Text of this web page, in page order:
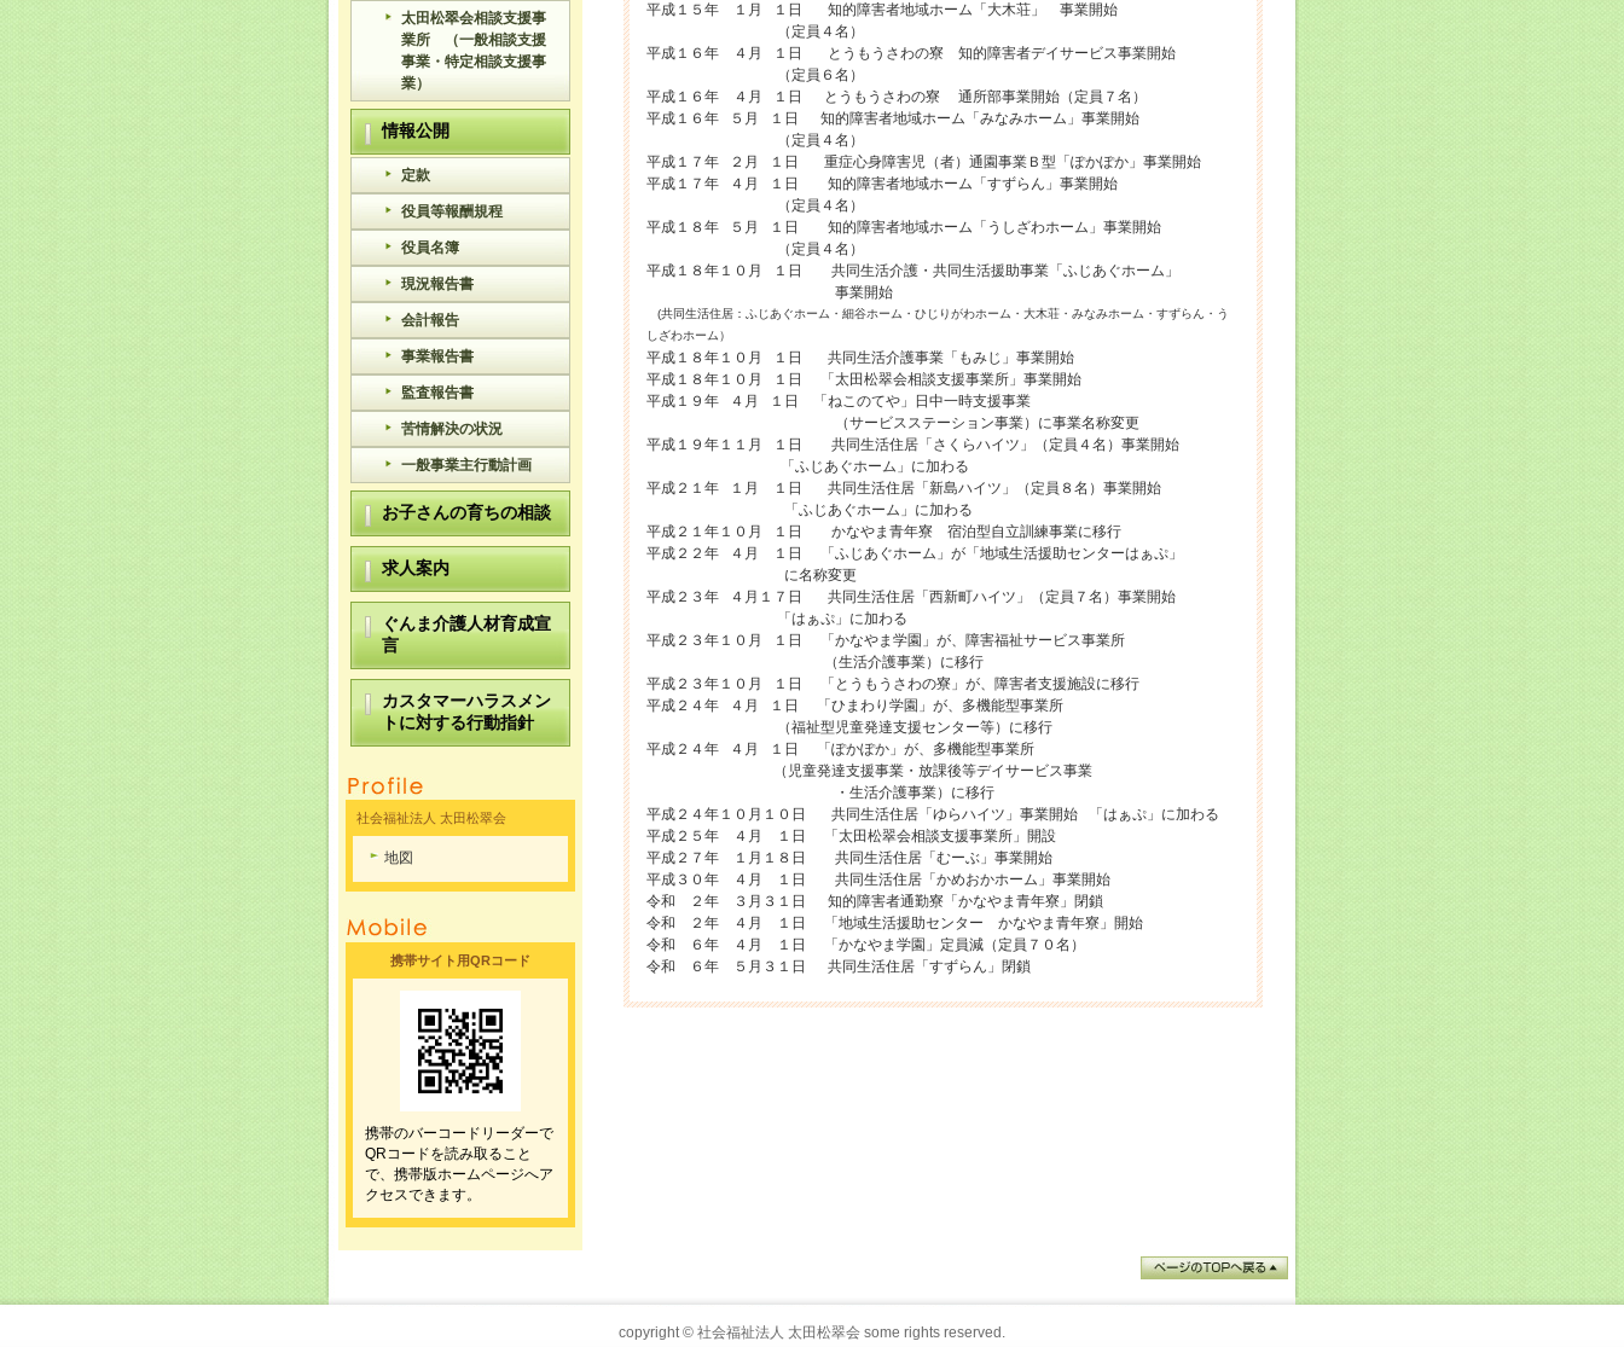
平成１５年 １月 １日 知的障害者地域ホーム「大木荘」 事業開始
（定員４名）
平成１６年 ４月 １日 とうもうさわの寮 知的障害者デイサービス事業開始
（定員６名）
平成１６年 ４月 １日 とうもうさわの寮 通所部事業開始（定員７名）
平成１６年 ５月 １日 知的障害者地域ホーム「みなみホーム」事業開始
（定員４名）
平成１７年 ２月 １日 重症心身障害児（者）通園事業Ｂ型「ぽかぽか」事業開始
平成１７年 ４月 １日 知的障害者地域ホーム「すずらん」事業開始
（定員４名）
平成１８年 ５月 １日 知的障害者地域ホーム「うしざわホーム」事業開始
（定員４名）
平成１８年１０月 １日 共同生活介護・共同生活援助事業「ふじあぐホーム」
事業開始
(共同生活住居：ふじあぐホーム・細谷ホーム・ひじりがわホーム・大木荘・みなみホーム・すずらん・う
しざわホーム）
平成１８年１０月 １日 共同生活介護事業「もみじ」事業開始
平成１８年１０月 １日 「太田松翠会相談支援事業所」事業開始
平成１９年 ４月 １日 「ねこのてや」日中一時支援事業
（サービスステーション事業）に事業名称変更
平成１９年１１月 １日 共同生活住居「さくらハイツ」（定員４名）事業開始
「ふじあぐホーム」に加わる
平成２１年 １月 １日 共同生活住居「新島ハイツ」（定員８名）事業開始
「ふじあぐホーム」に加わる
平成２１年１０月 １日 かなやま青年寮 宿泊型自立訓練事業に移行
平成２２年 ４月 １日 「ふじあぐホーム」が「地域生活援助センターはぁぷ」
に名称変更
平成２３年 ４月１７日 共同生活住居「西新町ハイツ」（定員７名）事業開始
「はぁぷ」に加わる
平成２３年１０月 １日 「かなやま学園」が、障害福祉サービス事業所
（生活介護事業）に移行
平成２３年１０月 １日 「とうもうさわの寮」が、障害者支援施設に移行
平成２４年 ４月 １日 「ひまわり学園」が、多機能型事業所
（福祉型児童発達支援センター等）に移行
平成２４年 ４月 １日 「ぽかぽか」が、多機能型事業所
（児童発達支援事業・放課後等デイサービス事業
・生活介護事業）に移行
平成２４年１０月１０日 共同生活住居「ゆらハイツ」事業開始 「はぁぷ」に加わる
平成２５年 ４月 １日 「太田松翠会相談支援事業所」開設
平成２７年 １月１８日 共同生活住居「むーぶ」事業開始
平成３０年 ４月 １日 共同生活住居「かめおかホーム」事業開始
令和 ２年 ３月３１日 知的障害者通勤寮「かなやま青年寮」閉鎖
令和 ２年 ４月 １日 「地域生活援助センター かなやま青年寮」開始
令和 ６年 ４月 １日 「かなやま学園」定員減（定員７０名）
令和 ６年 ５月３１日 共同生活住居「すずらん」閉鎖
太田松翠会相談支援事
業所 （一般相談支援
事業・特定相談支援事
業）
情報公開
定款
役員等報酬規程
役員名簿
現況報告書
会計報告
事業報告書
監査報告書
苦情解決の状況
一般事業主行動計画
お子さんの育ちの相談
求人案内
ぐんま介護人材育成宣
言
カスタマーハラスメン
トに対する行動指針
社会福祉法人 太田松翠会
地図
携帯サイト用QRコード
携帯のバーコードリーダーで
QRコードを読み取ること
で、携帯版ホームページへア
クセスできます。
copyright © 社会福祉法人 太田松翠会 some rights reserved.